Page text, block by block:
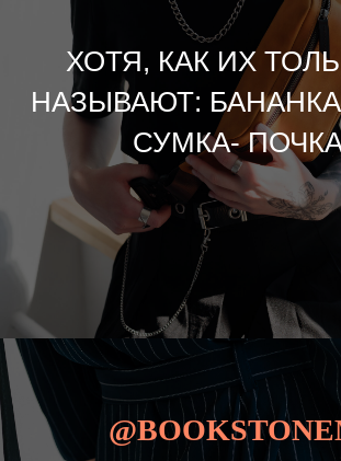
ХОТЯ, КАК ИХ
НАЗЫВАЮТ:
СУМКА-